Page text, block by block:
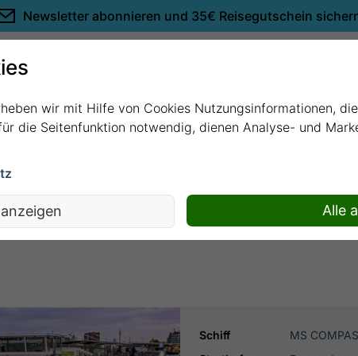
Newsletter abonnieren und 35€ Reisegutschein
erleben mit MS COMPASS
Schiff
MS
wir mit Hilfe von Cookies Nutzungsinformationen,
die Seitenfunktion notwendig, dienen Analyse- und
Alle